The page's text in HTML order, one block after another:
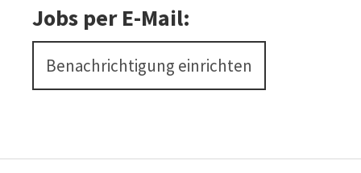
Jobs per E-Mail:
Benachrichtigung einrichten